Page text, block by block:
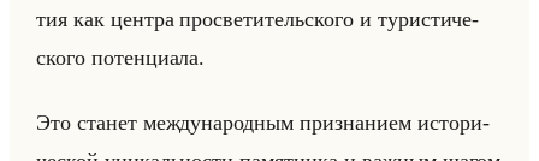
тия как цен­тра про­све­ти­тельско­го и ту­ри­сти­че­
ско­го по­тен­ци­ала.
Это ста­нет меж­ду­на­род­ным при­зна­ни­ем ис­то­ри­